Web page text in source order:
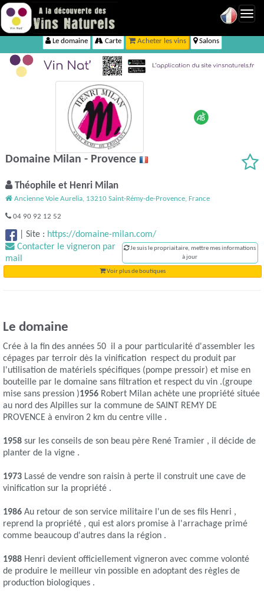
Le domaine Carte Acheter les vins Salons
Domaine Milan - Provence
Théophile et Henri Milan
Ancienne Voie Aurelia, 13210 Saint-Rémy-de-Provence, France
04 90 92 12 52
|Site : https://domaine-milan.com/
Contacter le vigneron par
mail
Je suis le propriaitaire, mettre mes informations
à jour
Voir plus de boutiques
Le domaine
Crée à la fin des années 50 il a pour particularité d'assembler les
cépages par terroir dès la vinification respect du produit par
l'utilisation de matériels spécifiques (pompe pressoir) et mise en
bouteille par le domaine sans filtration et respect du vin .(groupe
mise sans pression )1956 Robert Milan achète une propriété située
au nord des Alpilles sur la commune de SAINT REMY DE
PROVENCE à environ 2 km du centre ville .
1958sur les conseils de son beau père René Tramier , il décide de
planter de la vigne .
1973 Lassé de vendre son raisin à perte il construit une cave de
vinification sur la propriété .
1986Au retour de son service militaire l'un de ses fils Henri ,
reprend la propriété , qui est alors promise à l'arrachage primé
comme beaucoup d'autres dans la région .
1988 Henri devient officiellement vigneron avec comme volonté
de produire le meilleur vin possible en adoptant des règles de
production biologiques .